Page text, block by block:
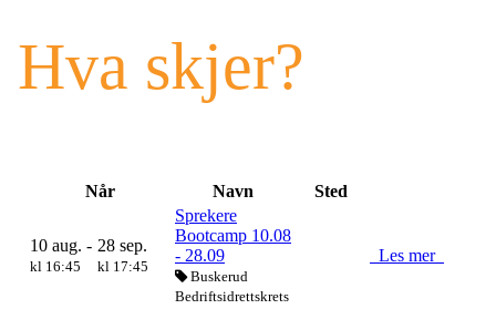
Hva skjer?
Når Navn Sted
10 aug. -
kl 16:45
28 sep.
kl 17:45
Sprekere
Bootcamp 10.08
- 28.09
Buskerud
Bedriftsidrettskrets
Les mer